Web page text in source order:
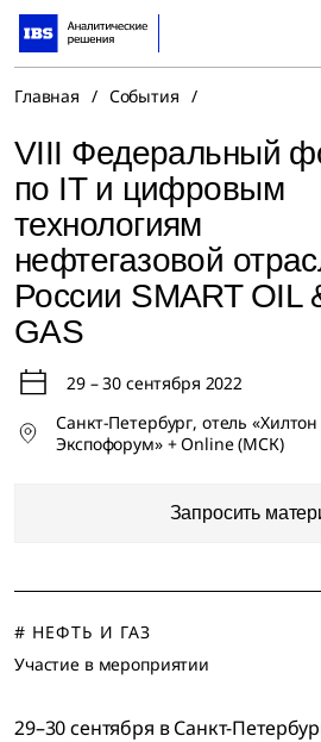
Главная / События /
VIII Федеральный
по IT и цифровым
технологиям
нефтегазовой
России SMART OIL
GAS
29 – 30 сентября 2022
Санкт-Петербург, отель
Экспофорум» + Online (МСК)
Запросить
# НЕФТЬ И ГАЗ
Участие в мероприятии
29–30 сентября в Санкт-